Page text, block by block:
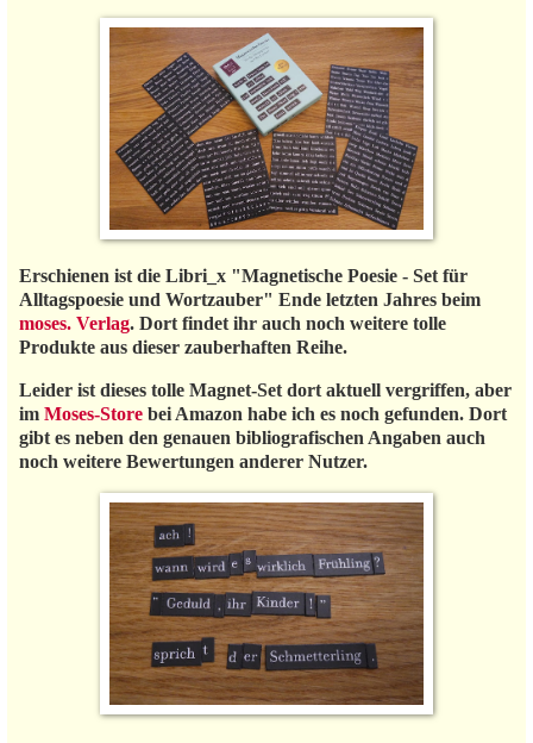
Erschienen ist die Libri_x "Magnetische Poesie - Set für
Alltagspoesie und Wortzauber" Ende letzten Jahres beim
moses. Verlag. Dort findet ihr auch noch weitere tolle
Produkte aus dieser zauberhaften Reihe.
Leider ist dieses tolle Magnet-Set dort aktuell vergriffen, aber
im Moses-Store bei Amazon habe ich es noch gefunden. Dort
gibt es neben den genauen bibliografischen Angaben auch
noch weitere Bewertungen anderer Nutzer.